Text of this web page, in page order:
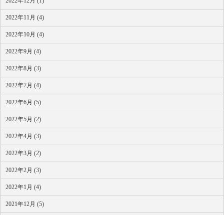
2022年11月 (4)
2022年10月 (4)
2022年9月 (4)
2022年8月 (3)
2022年7月 (4)
2022年6月 (5)
2022年5月 (2)
2022年4月 (3)
2022年3月 (2)
2022年2月 (3)
2022年1月 (4)
2021年12月 (5)